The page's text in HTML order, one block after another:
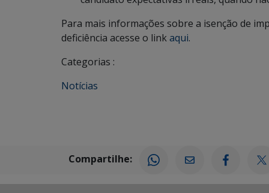
Para mais informações sobre a isenção de
deficiência acesse o linkaqui.
Categorias :
Notícias
Compartilhe: